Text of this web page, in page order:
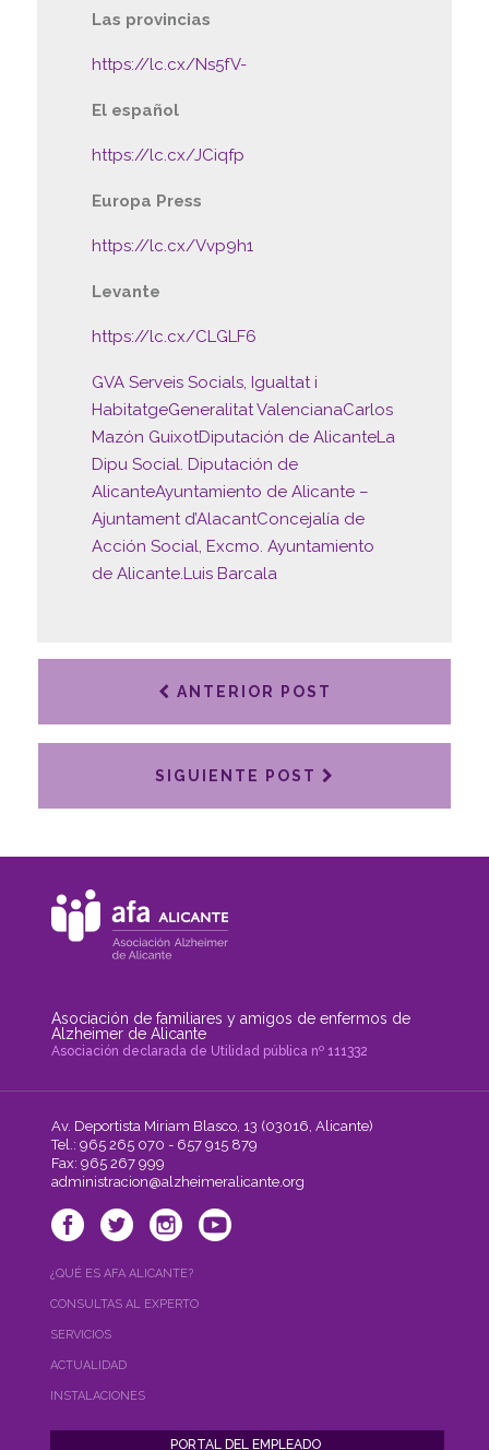
Las provincias
https://lc.cx/Ns5fV-
El español
https://lc.cx/JCiqfp
Europa Press
https://lc.cx/Vvp9h1
Levante
https://lc.cx/CLGLF6
GVA Serveis Socials, Igualtat i
HabitatgeGeneralitat ValencianaCarlos
Mazón GuixotDiputación de AlicanteLa
Dipu Social. Diputación de
AlicanteAyuntamiento de Alicante –
Ajuntament d’AlacantConcejalía de
Acción Social, Excmo. Ayuntamiento
de Alicante.Luis Barcala
ANTERIOR POST
SIGUIENTE POST
Asociación de familiares y amigos de enfermos de
Alzheimer de Alicante
Asociación declarada de Utilidad pública nº 111332
Av. Deportista Miriam Blasco, 13 (03016, Alicante)
Tel.: 965 265 070 - 657 915 879
Fax: 965 267 999
administracion@alzheimeralicante.org
¿QUÉ ES AFA ALICANTE?
CONSULTAS AL EXPERTO
SERVICIOS
ACTUALIDAD
INSTALACIONES